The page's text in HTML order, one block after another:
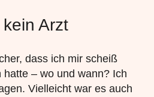
Arzt
dass ich mir scheiß
– wo und wann? Ich
Vielleicht war es auch